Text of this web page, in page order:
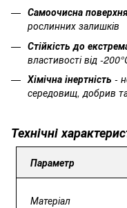
Самоочисна
рослинних залишків
Стійкість до
властивості від -
Хімічна інертність -
середовищ, добрив
Технічні
Параметр
Матеріал